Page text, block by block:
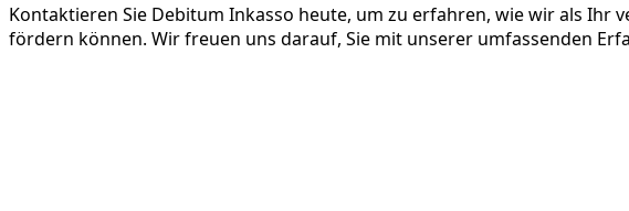
Kontaktieren Sie Debitum Inkasso heute, um zu erfahren, wie wir als Ihr
fördern können. Wir freuen uns darauf, Sie mit unserer umfassenden